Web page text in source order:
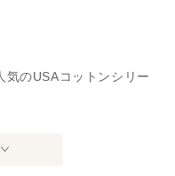
のUSAコットンシリー